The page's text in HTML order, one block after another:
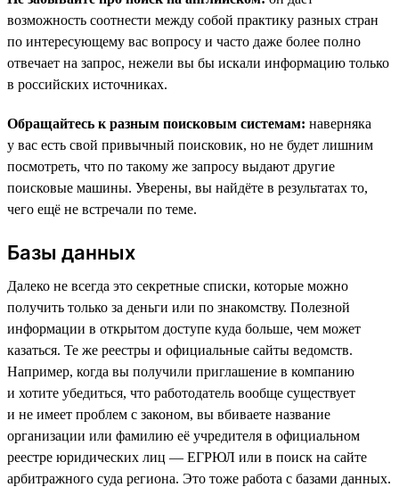
возможность соотнести между собой практику разных стран
по интересующему вас вопросу и часто даже более полно
отвечает на запрос, нежели вы бы искали информацию только
в российских источниках.
Обращайтесь к разным поисковым системам: наверняка
у вас есть свой привычный поисковик, но не будет лишним
посмотреть, что по такому же запросу выдают другие
поисковые машины. Уверены, вы найдёте в результатах то,
чего ещё не встречали по теме.
Базы данных
Далеко не всегда это секретные списки, которые можно
получить только за деньги или по знакомству. Полезной
информации в открытом доступе куда больше, чем может
казаться. Те же реестры и официальные сайты ведомств.
Например, когда вы получили приглашение в компанию
и хотите убедиться, что работодатель вообще существует
и не имеет проблем с законом, вы вбиваете название
организации или фамилию её учредителя в официальном
реестре юридических лиц — ЕГРЮЛ или в поиск на сайте
арбитражного суда региона. Это тоже работа с базами данных.